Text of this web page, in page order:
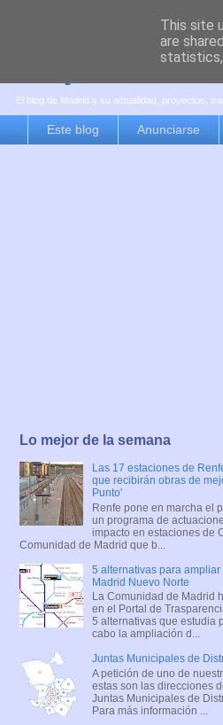
es por
El blog de Madrid y su actualidad, proyectos,
Este blog Anunciarse
Lo mejor de la semana
Las 17 estaciones de
que recibirán obras de
Punto'
Renfe pone en marcha el
un programa de
impacto en estaciones de
Comunidad de Madrid que b...
5 alternativas para ampliar
Madrid Nuevo Norte
La Comunidad de Madrid
en el Portal de
5 alternativas que estudia
cabo la ampliación d...
Juntas Municipales de
A petición de uno de
estas son las direcciones
Juntas Municipales de
Para más información ...
This site
are